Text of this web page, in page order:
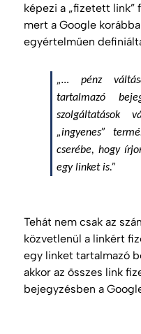
képezi a „fizetett link”
mert a Google
egyértelműen
„… pénz
tartalmazó
szolgáltatások
„ingyenes”
cserébe, hogy
egy linket is.”
Tehát nem csak az
közvetlenül a linkért
egy linket tartalmazó
akkor az összes link
bejegyzésben a